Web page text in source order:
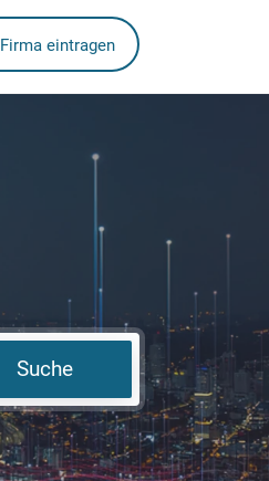
Firma eintragen
Suche